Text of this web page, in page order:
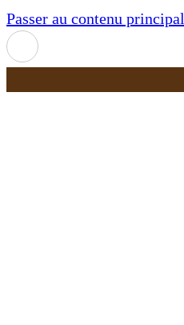
Passer au contenu principal